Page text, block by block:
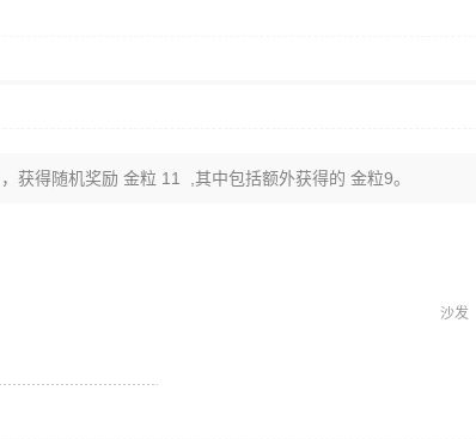
，获得随机奖励 金粒 11 ,其中包括额外获得的 金粒9。
沙发